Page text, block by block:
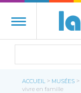
ACCUEIL > MUSÉES >
vivre en famille